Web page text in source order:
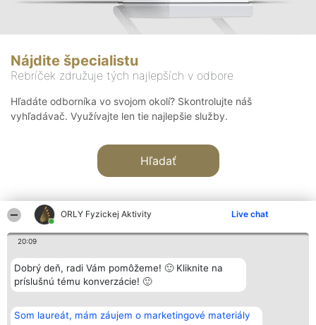
ORLY Fyzickej Aktivity Live chat
20:09
Dobrý deň, radi Vám pomôžeme! 🙂 Kliknite na
príslušnú tému konverzácie! 🙂
Som laureát, mám záujem o marketingové materiály
Nájdite špecialistu
Rebríček združuje tých najlepších v odbore
Hľadáte odborníka vo svojom okolí? Skontrolujte náš
vyhľadávač. Využívajte len tie najlepšie služby.
Hľadať
Organizátor hodnotenia
Bright Side Solutions sp. z o.
o. sp. k.
Wrocław 50-079
KRS 0000749100 | Regon
Hodnotenie
Laureáti
Lista
Laureatów
Podmienky
Kontakt
Kontakt